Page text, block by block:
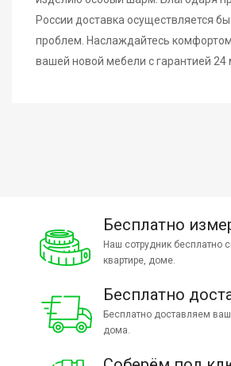
России доставка осуществляется
проблем. Наслаждайтесь
вашей новой мебели с гарантией 24
Бесплатно
Наш сотрудник бесплатно
квартире, доме.
Бесплатно
Бесплатно доставляем
дома.